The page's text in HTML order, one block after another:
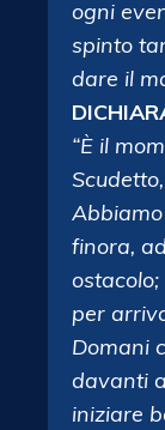
ogni
spinto
dare il
“È il
finora,
per
Domani
davanti
iniziare